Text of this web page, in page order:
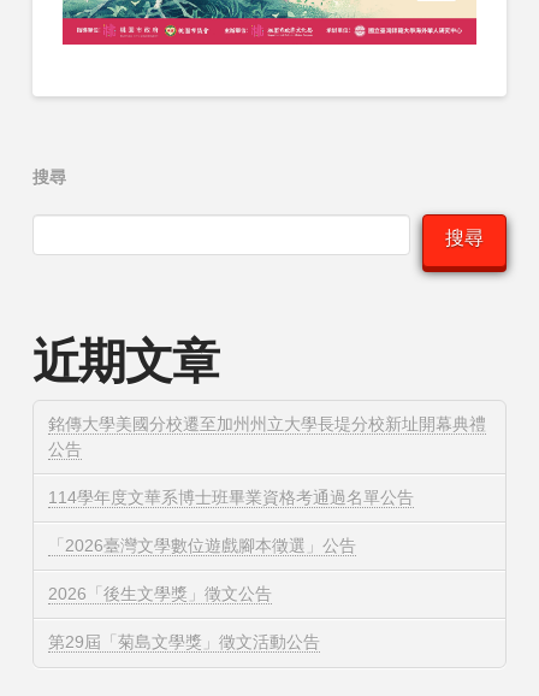
搜尋
搜尋
近期文章
銘傳大學美國分校遷至加州州立大學長堤分校新址開幕典禮
公告
114學年度文華系博士班畢業資格考通過名單公告
「2026臺灣文學數位遊戲腳本徵選」公告
2026「後生文學獎」徵文公告
第29屆「菊島文學獎」徵文活動公告